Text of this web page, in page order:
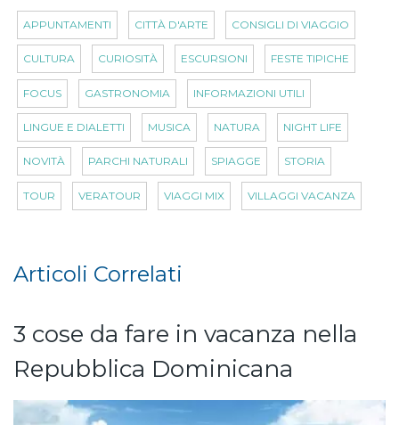
APPUNTAMENTI CITTÀ D'ARTE CONSIGLI DI VIAGGIO
CULTURA CURIOSITÀ ESCURSIONI FESTE TIPICHE
FOCUS GASTRONOMIA INFORMAZIONI UTILI
LINGUE E DIALETTI MUSICA NATURA NIGHT LIFE
NOVITÀ PARCHI NATURALI SPIAGGE STORIA
TOUR VERATOUR VIAGGI MIX VILLAGGI VACANZA
Articoli Correlati
3 cose da fare in vacanza nella
Repubblica Dominicana